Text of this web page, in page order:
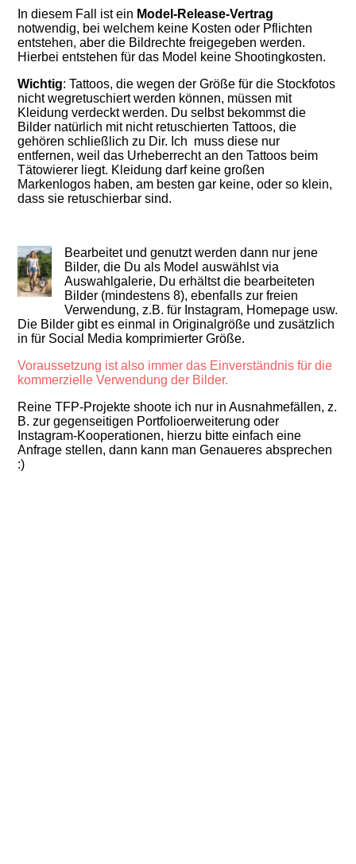
In diesem Fall ist ein Model-Release-Vertrag
notwendig, bei welchem keine Kosten oder Pflichten
entstehen, aber die Bildrechte freigegeben werden.
Hierbei entstehen für das Model keine Shootingkosten.
Wichtig: Tattoos, die wegen der Größe für die Stockfotos
nicht wegretuschiert werden können, müssen mit
Kleidung verdeckt werden. Du selbst bekommst die
Bilder natürlich mit nicht retuschierten Tattoos, die
gehören schließlich zu Dir. Ich muss diese nur
entfernen, weil das Urheberrecht an den Tattoos beim
Tätowierer liegt. Kleidung darf keine großen
Markenlogos haben, am besten gar keine, oder so klein,
dass sie retuschierbar sind.
Bearbeitet und genutzt werden dann nur jene
Bilder, die Du als Model auswählst via
Auswahlgalerie, Du erhältst die bearbeiteten
Bilder (mindestens 8), ebenfalls zur freien
Verwendung, z.B. für Instagram, Homepage usw.
Die Bilder gibt es einmal in Originalgröße und zusätzlich
in für Social Media komprimierter Größe.
Voraussetzung ist also immer das Einverständnis für die
kommerzielle Verwendung der Bilder.
Reine TFP-Projekte shoote ich nur in Ausnahmefällen, z.
B. zur gegenseitigen Portfolioerweiterung oder
Instagram-Kooperationen, hierzu bitte einfach eine
Anfrage stellen, dann kann man Genaueres absprechen
:)